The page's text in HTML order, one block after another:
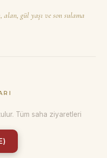
gül yaşı ve son sulama
Tüm saha ziyaretleri